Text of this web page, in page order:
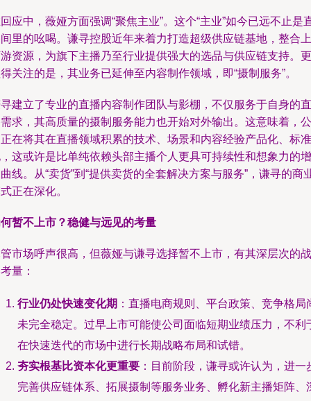
应中，薇娅方面强调“聚焦主业”。这个“主业”如今已远不止是
里的吆喝。谦寻控股近年来着力打造超级供应链基地，整合上
资源，为旗下主播乃至行业提供强大的选品与供应链支持。更
关注的是，其业务已延伸至内容制作领域，即“摄制服务”。
建立了专业的直播内容制作团队与影棚，不仅服务于自身的直
求，其高质量的摄制服务能力也开始对外输出。这意味着，公
在将其在直播领域积累的技术、场景和内容经验产品化、标准
这或许是比单纯依赖头部主播个人更具可持续性和想象力的增
线。从“卖货”到“提供卖货的全套解决方案与服务”，谦寻的商
正在深化。
暂不上市？稳健与远见的考量
市场呼声很高，但薇娅与谦寻选择暂不上市，有其深层次的战
量：
行业仍处快速变化期 ：直播电商规则、平台政策、竞争格局
未完全稳定。过早上市可能使公司面临短期业绩压力，不利
在快速迭代的市场中进行长期战略布局和试错。
夯实根基比资本化更重要 ：目前阶段，谦寻或许认为，进一
完善供应链体系、拓展摄制等服务业务、孵化新主播矩阵、